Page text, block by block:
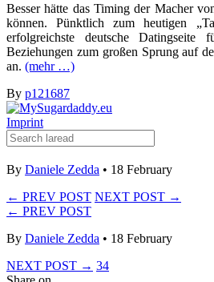
Besser hätte das Timing der Macher
können. Pünktlich zum heutigen
erfolgreichste deutsche Datingseite
Beziehungen zum großen Sprung auf
an. (mehr …)
By p121687
Imprint
By Daniele Zedda • 18 February
← PREV POST NEXT POST →
← PREV POST
By Daniele Zedda • 18 February
NEXT POST → 34